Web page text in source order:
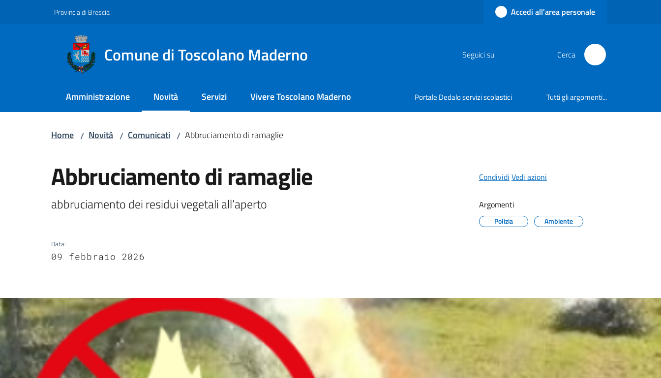
Provincia di Brescia Accedi all'area personale
Comune di Toscolano Maderno Seguici su Cerca
Amministrazione Novità
Menu selezionato
Servizi Vivere Toscolano Maderno Portale Dedalo servizi scolastici Tutti gli argomenti...
Home / Novità / Comunicati / Abbruciamento di ramaglie
Abbruciamento di ramaglie
abbruciamento dei residui vegetali all’aperto
Data:
09 febbraio 2026
Condividi Vedi azioni
Argomenti
Polizia Ambiente